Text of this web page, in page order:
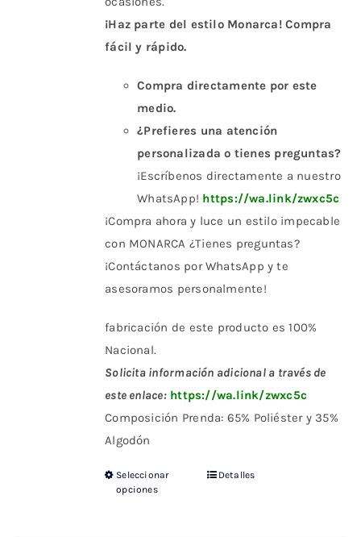
¡Haz parte del estilo Monarca! Compra
fácil y rápido.
Compra directamente por este
medio.
¿Prefieres una atención
personalizada o tienes preguntas?
¡Escríbenos directamente a nuestro
WhatsApp! https://wa.link/zwxc5c
¡Compra ahora y luce un estilo impecable
con MONARCA ¿Tienes preguntas?
¡Contáctanos por WhatsApp y te
asesoramos personalmente!
fabricación de este producto es 100%
Nacional.
Solicita información adicional a través de
este enlace: https://wa.link/zwxc5c
Composición Prenda: 65% Poliéster y 35%
Algodón
Seleccionar
opciones
EsteDetalles